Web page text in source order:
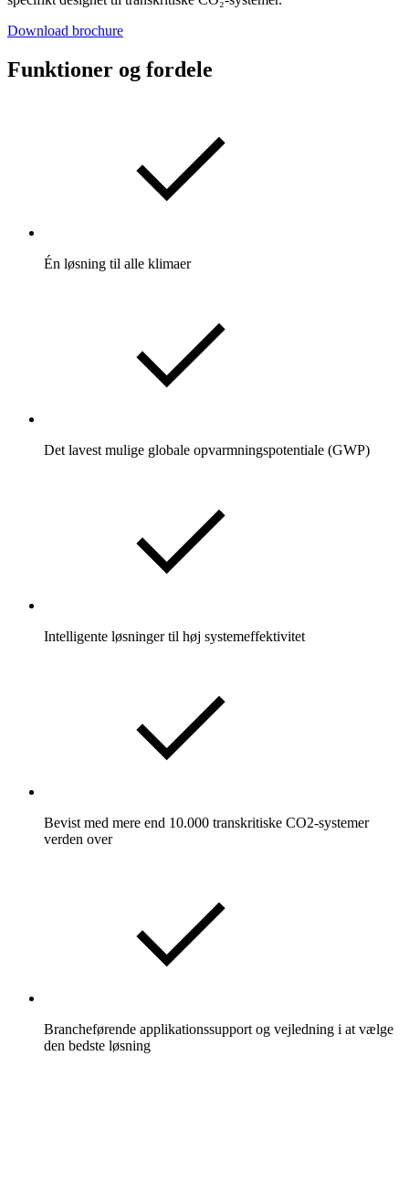
Download brochure
Funktioner og fordele
Én løsning til alle klimaer
Det lavest mulige globale opvarmningspotentiale (GWP)
Intelligente løsninger til høj systemeffektivitet
Bevist med mere end 10.000 transkritiske CO2-systemer
verden over
Brancheførende applikationssupport og vejledning i at vælge
den bedste løsning